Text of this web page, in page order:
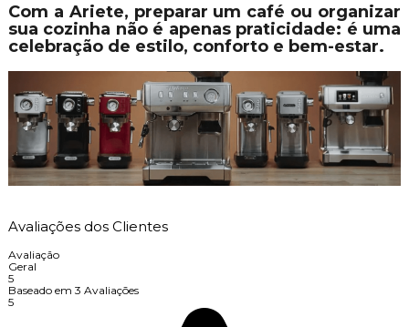
Com a Ariete, preparar um café ou organizar
sua cozinha não é apenas praticidade: é uma
celebração de estilo, conforto e bem-estar.
Avaliações dos Clientes
Avaliação
Geral
5
Baseado em 3 Avaliações
5